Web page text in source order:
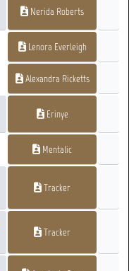
Nerida Roberts
Lenora Everleigh
Alexandra Ricketts
Erinye
Mentalic
Tracker
Tracker